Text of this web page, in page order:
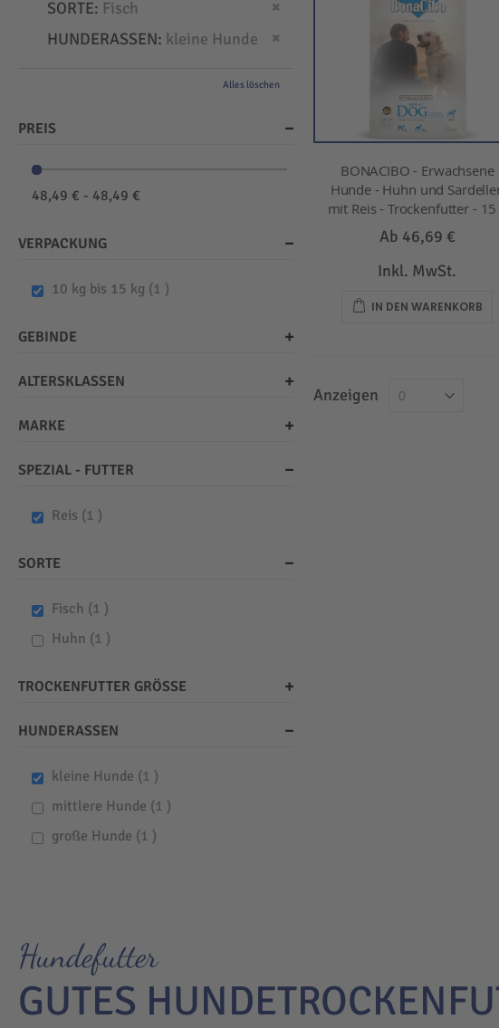
BONACIBO - Erwachsene
Hunde - Huhn und
mit Reis - Trockenfutter - 15
Ab 46,69 €
Inkl. MwSt.
IN DEN WARENKORB
Anzeigen
SORTE Fisch
HUNDERASSEN kleine Hunde
Alles löschen
PREIS
48,49 € - 48,49 €
VERPACKUNG
10 kg bis 15 kg 1 item
GEBINDE
ALTERSKLASSEN
MARKE
SPEZIAL - FUTTER
Reis 1 item
SORTE
Fisch 1 item
Huhn 1 item
TROCKENFUTTER GRÖSSE
HUNDERASSEN
kleine Hunde 1 item
mittlere Hunde 1 item
große Hunde 1 item
Hundefutter
GUTES